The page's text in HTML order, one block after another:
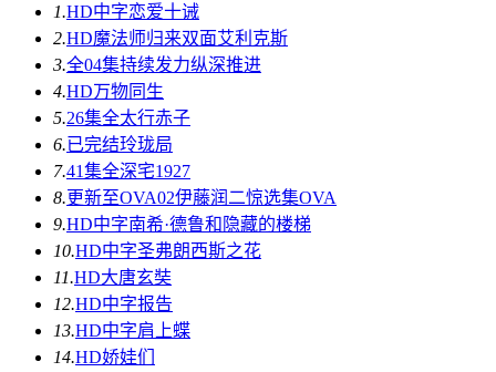
1.HD中字恋爱十诫
2.HD魔法师归来双面艾利克斯
3.全04集持续发力纵深推进
4.HD万物同生
5.26集全太行赤子
6.已完结玲珑局
7.41集全深宅1927
8.更新至OVA02伊藤润二惊选集OVA
9.HD中字南希·德鲁和隐藏的楼梯
10.HD中字圣弗朗西斯之花
11.HD大唐玄奘
12.HD中字报告
13.HD中字肩上蝶
14.HD娇娃们